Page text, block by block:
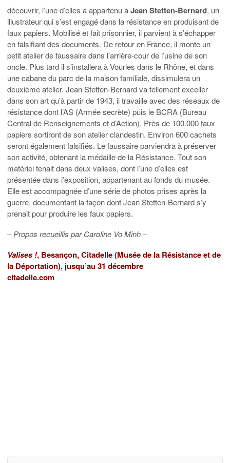
découvrir, l’une d’elles a appartenu àJean Stetten-Bernard, un
illustrateur qui s’est engagé dans la résistance en produisant de
faux papiers. Mobilisé et fait prisonnier, il parvient à s’échapper
en falsifiant des documents. De retour en France, il monte un
petit atelier de faussaire dans l’arrière-cour de l’usine de son
oncle. Plus tard il s’installera à Vourles dans le Rhône, et dans
une cabane du parc de la maison familiale, dissimulera un
deuxième atelier. Jean Stetten-Bernard va tellement exceller
dans son art qu’à partir de 1943, il travaille avec des réseaux de
résistance dont l’AS (Armée secrète) puis le BCRA (Bureau
Central de Renseignements et d’Action). Près de 100.000 faux
papiers sortiront de son atelier clandestin. Environ 600 cachets
seront également falsifiés. Le faussaire parviendra à préserver
son activité, obtenant la médaille de la Résistance. Tout son
matériel tenait dans deux valises, dont l’une d’elles est
présentée dans l’exposition, appartenant au fonds du musée.
Elle est accompagnée d’une série de photos prises après la
guerre, documentant la façon dont Jean Stetten-Bernard s’y
prenait pour produire les faux papiers.
– Propos recueillis par Caroline Vo Minh –
Valises !, Besançon, Citadelle (Musée de la Résistance et de
la Déportation), jusqu’au 31 décembre
citadelle.com